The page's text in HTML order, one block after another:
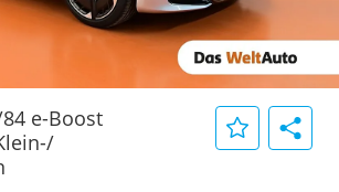
e-Boost